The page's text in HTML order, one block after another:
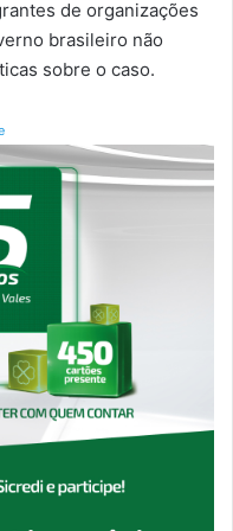
de organizações
brasileiro não
sobre o caso.